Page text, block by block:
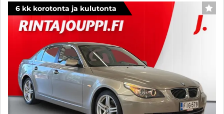
6 kk korotonta ja kulutonta